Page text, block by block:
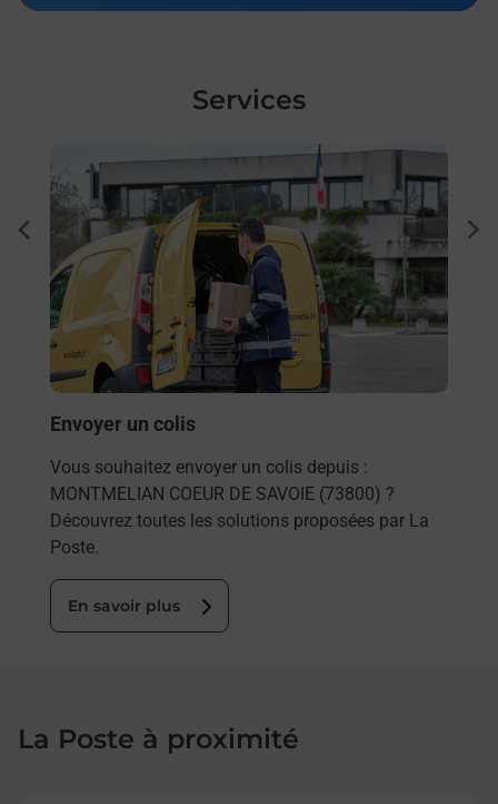
Services
Envoyer un colis
Vous souhaitez envoyer un colis depuis :
MONTMELIAN COEUR DE SAVOIE (73800) ?
Découvrez toutes les solutions proposées par La
Poste.
En savoir plus
La Poste à proximité